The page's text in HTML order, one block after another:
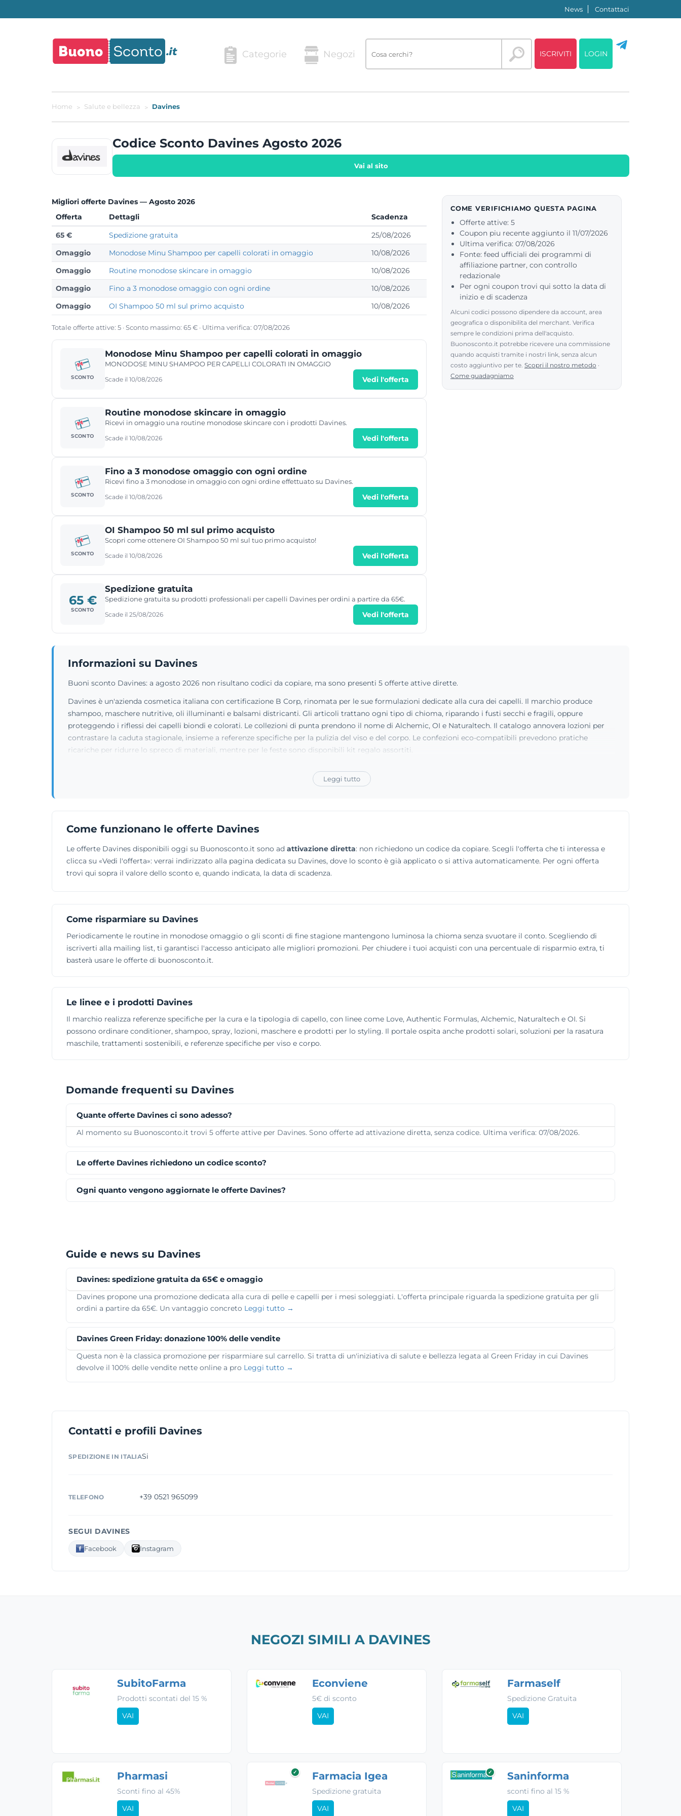
News Contattaci
Categorie Negozi ISCRIVITI LOGIN
Home Salute e bellezza Davines
Codice Sconto Davines Agosto 2026
Vai al sito
Migliori offerte Davines — Agosto 2026
Offerta
Dettagli
Scadenza
65 €
Spedizione gratuita
25/08/2026
Omaggio
Monodose Minu Shampoo per capelli colorati in omaggio
10/08/2026
Omaggio
Routine monodose skincare in omaggio
10/08/2026
Omaggio
Fino a 3 monodose omaggio con ogni ordine
10/08/2026
Omaggio
OI Shampoo 50 ml sul primo acquisto 10/08/2026
Totale offerte attive: 5 · Sconto massimo: 65 € · Ultima verifica: 07/08/2026
SCONTO
Monodose Minu Shampoo per capelli colorati in omaggio
MONODOSE MINU SHAMPOO PER CAPELLI COLORATI IN OMAGGIO
Scade il 10/08/2026 Vedi l'offerta
SCONTO
Routine monodose skincare in omaggio
Ricevi in omaggio una routine monodose skincare con i prodotti Davines.
Scade il 10/08/2026 Vedi l'offerta
SCONTO
Fino a 3 monodose omaggio con ogni ordine
Ricevi fino a 3 monodose in omaggio con ogni ordine effettuato su Davines.
Scade il 10/08/2026 Vedi l'offerta
SCONTO
OI Shampoo 50 ml sul primo acquisto
Scopri come ottenere OI Shampoo 50 ml sul tuo primo acquisto!
Scade il 10/08/2026 Vedi l'offerta
65 €
SCONTO
Spedizione gratuita
Spedizione gratuita su prodotti professionali per capelli Davines per ordini a partire da 65€.
Scade il 25/08/2026 Vedi l'offerta
COME VERIFICHIAMO QUESTA PAGINA
Offerte attive: 5
Coupon piu recente aggiunto il 11/07/2026
Ultima verifica: 07/08/2026
Fonte: feed ufficiali dei programmi di
affiliazione partner, con controllo
redazionale
Per ogni coupon trovi qui sotto la data di
inizio e di scadenza
Alcuni codici possono dipendere da account, area
geografica o disponibilita del merchant. Verifica
sempre le condizioni prima dell'acquisto.
Buonosconto.it potrebbe ricevere una commissione
quando acquisti tramite i nostri link, senza alcun
costo aggiuntivo per te. Scopri il nostro metodo ·
Come guadagniamo
Informazioni su Davines
Buoni sconto Davines: a agosto 2026 non risultano codici da copiare, ma sono presenti 5 offerte attive dirette.
Davines è un'azienda cosmetica italiana con certificazione B Corp, rinomata per le sue formulazioni dedicate alla cura dei capelli. Il marchio produce
shampoo, maschere nutritive, oli illuminanti e balsami districanti. Gli articoli trattano ogni tipo di chioma, riparando i fusti secchi e fragili, oppure
proteggendo i riflessi dei capelli biondi e colorati. Le collezioni di punta prendono il nome di Alchemic, OI e Naturaltech. Il catalogo annovera lozioni per
contrastare la caduta stagionale, insieme a referenze specifiche per la pulizia del viso e del corpo. Le confezioni eco-compatibili prevedono pratiche
ricariche per ridurre lo spreco di materiali, mentre per le feste sono disponibili kit regalo assortiti.
Leggi tutto
Come funzionano le offerte Davines
Le offerte Davines disponibili oggi su Buonosconto.it sono ad attivazione diretta: non richiedono un codice da copiare. Scegli l'offerta che ti interessa e
clicca su «Vedi l'offerta»: verrai indirizzato alla pagina dedicata su Davines, dove lo sconto è già applicato o si attiva automaticamente. Per ogni offerta
trovi qui sopra il valore dello sconto e, quando indicata, la data di scadenza.
Come risparmiare su Davines
Periodicamente le routine in monodose omaggio o gli sconti di fine stagione mantengono luminosa la chioma senza svuotare il conto. Scegliendo di
iscriverti alla mailing list, ti garantisci l'accesso anticipato alle migliori promozioni. Per chiudere i tuoi acquisti con una percentuale di risparmio extra, ti
basterà usare le offerte di buonosconto.it.
Le linee e i prodotti Davines
Il marchio realizza referenze specifiche per la cura e la tipologia di capello, con linee come Love, Authentic Formulas, Alchemic, Naturaltech e OI. Si
possono ordinare conditioner, shampoo, spray, lozioni, maschere e prodotti per lo styling. Il portale ospita anche prodotti solari, soluzioni per la rasatura
maschile, trattamenti sostenibili, e referenze specifiche per viso e corpo.
Domande frequenti su Davines
Quante offerte Davines ci sono adesso?
Al momento su Buonosconto.it trovi 5 offerte attive per Davines. Sono offerte ad attivazione diretta, senza codice. Ultima verifica: 07/08/2026.
Le offerte Davines richiedono un codice sconto?
Ogni quanto vengono aggiornate le offerte Davines?
Guide e news su Davines
Davines: spedizione gratuita da 65€ e omaggio
Davines propone una promozione dedicata alla cura di pelle e capelli per i mesi soleggiati. L'offerta principale riguarda la spedizione gratuita per gli
ordini a partire da 65€. Un vantaggio concreto Leggi tutto →
Davines Green Friday: donazione 100% delle vendite
Questa non è la classica promozione per risparmiare sul carrello. Si tratta di un'iniziativa di salute e bellezza legata al Green Friday in cui Davines
devolve il 100% delle vendite nette online a pro Leggi tutto →
Contatti e profili Davines
SPEDIZIONE IN ITALIASi
TELEFONO +39 0521 965099
SEGUI DAVINES
Facebook Instagram
NEGOZI SIMILI A DAVINES
SubitoFarma
Prodotti scontati del 15 %
VAI
Econviene
5€ di sconto
VAI
Farmaself
Spedizione Gratuita
VAI
Pharmasi
Sconti fino al 45%
VAI
✓ Farmacia Igea
Spedizione gratuita
VAI
✓ Saninforma
sconti fino al 15 %
VAI